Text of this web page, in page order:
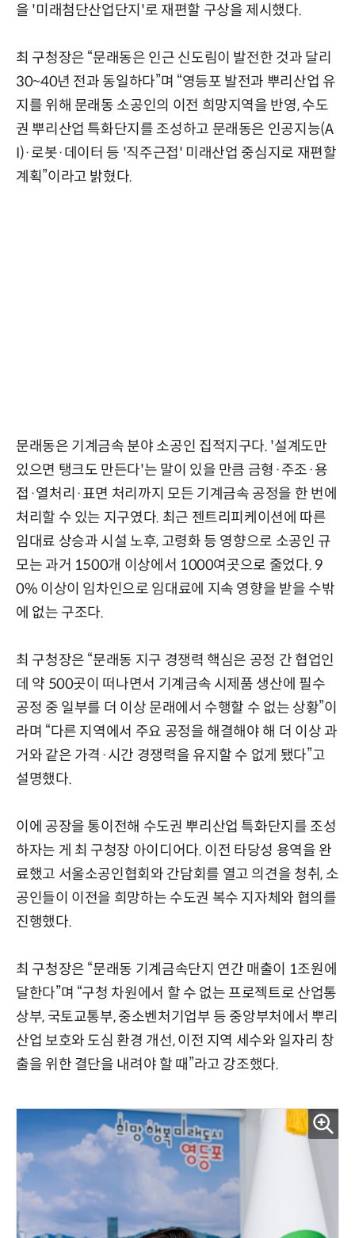
을 '미래첨단산업단지'로 재편할 구상을 제시했다.
최 구청장은 “문래동은 인근 신도림이 발전한 것과 달리
30~40년 전과 동일하다”며 “영등포 발전과 뿌리산업 유
지를 위해 문래동 소공인의 이전 희망지역을 반영, 수도
권 뿌리산업 특화단지를 조성하고 문래동은 인공지능(A
I)·로봇·데이터 등 '직주근접' 미래산업 중심지로 재편할
계획”이라고 밝혔다.
문래동은 기계금속 분야 소공인 집적지구다. '설계도만
있으면 탱크도 만든다'는 말이 있을 만큼 금형·주조·용
접·열처리·표면 처리까지 모든 기계금속 공정을 한 번에
처리할 수 있는 지구였다. 최근 젠트리피케이션에 따른
임대료 상승과 시설 노후, 고령화 등 영향으로 소공인 규
모는 과거 1500개 이상에서 1000여곳으로 줄었다. 9
0% 이상이 임차인으로 임대료에 지속 영향을 받을 수밖
에 없는 구조다.
최 구청장은 “문래동 지구 경쟁력 핵심은 공정 간 협업인
데 약 500곳이 떠나면서 기계금속 시제품 생산에 필수
공정 중 일부를 더 이상 문래에서 수행할 수 없는 상황”이
라며 “다른 지역에서 주요 공정을 해결해야 해 더 이상 과
거와 같은 가격·시간 경쟁력을 유지할 수 없게 됐다”고
설명했다.
이에 공장을 통이전해 수도권 뿌리산업 특화단지를 조성
하자는 게 최 구청장 아이디어다. 이전 타당성 용역을 완
료했고 서울소공인협회와 간담회를 열고 의견을 청취, 소
공인들이 이전을 희망하는 수도권 복수 지자체와 협의를
진행했다.
최 구청장은 “문래동 기계금속단지 연간 매출이 1조원에
달한다”며 “구청 차원에서 할 수 없는 프로젝트로 산업통
상부, 국토교통부, 중소벤처기업부 등 중앙부처에서 뿌리
산업 보호와 도심 환경 개선, 이전 지역 세수와 일자리 창
출을 위한 결단을 내려야 할 때”라고 강조했다.